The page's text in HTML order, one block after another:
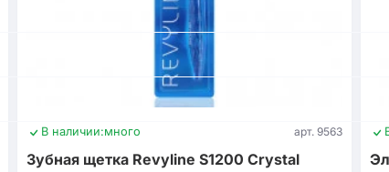
В наличии:много арт. 9563
Зубная щетка Revyline S1200 Crystal